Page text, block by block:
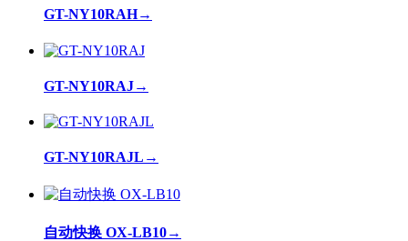
GT-NY10RAH→
GT-NY10RAJ→
GT-NY10RAJL →
自动快换 OX-LB10→